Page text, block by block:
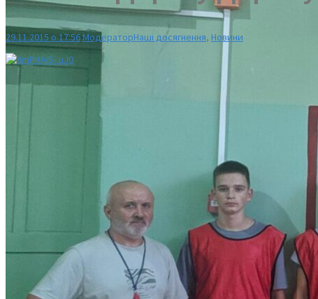
29.11.2015 о 17:56МодераторНаші досягнення, Новини